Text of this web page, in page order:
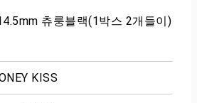
츄룽블랙(1박스 2개들이)
KISS